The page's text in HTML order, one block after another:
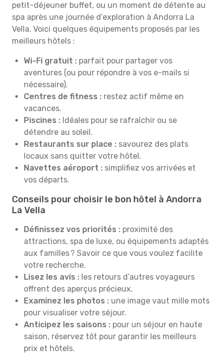
petit-déjeuner buffet, ou un moment de détente au
spa après une journée d’exploration à Andorra La
Vella. Voici quelques équipements proposés par les
meilleurs hôtels :
Wi-Fi gratuit : parfait pour partager vos
aventures (ou pour répondre à vos e-mails si
nécessaire).
Centres de fitness : restez actif même en
vacances.
Piscines : Idéales pour se rafraîchir ou se
détendre au soleil.
Restaurants sur place : savourez des plats
locaux sans quitter votre hôtel.
Navettes aéroport : simplifiez vos arrivées et
vos départs.
Conseils pour choisir le bon hôtel à Andorra
La Vella
Définissez vos priorités : proximité des
attractions, spa de luxe, ou équipements adaptés
aux familles ? Savoir ce que vous voulez facilite
votre recherche.
Lisez les avis : les retours d’autres voyageurs
offrent des aperçus précieux.
Examinez les photos : une image vaut mille mots
pour visualiser votre séjour.
Anticipez les saisons : pour un séjour en haute
saison, réservez tôt pour garantir les meilleurs
prix et hôtels.